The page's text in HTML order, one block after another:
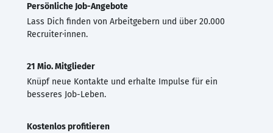
Persönliche Job-Angebote
Lass Dich finden von Arbeitgebern und über 20.000
Recruiter·innen.
21 Mio. Mitglieder
Knüpf neue Kontakte und erhalte Impulse für ein
besseres Job-Leben.
Kostenlos profitieren